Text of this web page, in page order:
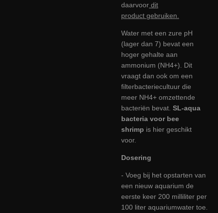
daarvoor dit
product gebruiken.
Water met een zure pH
(lager dan 7) bevat een
hoger gehalte aan
ammonium (NH4+). Dit
vraagt dan ook om een
filterbacteriecultuur die
meer NH4+ omzettende
bacteriën bevat. SL-aqua
bacteria voor bee
shrimp is hier geschikt
voor.
Dosering
- Voeg bij het opstarten van
een nieuw aquarium de
eerste keer 200 milliliter per
100 liter aquariumwater toe.